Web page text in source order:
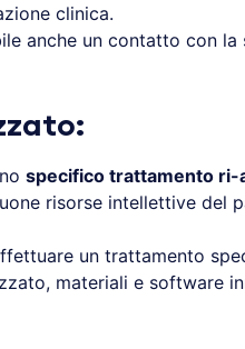
clinica.
anche un contatto con la
specifico trattamento ri-
risorse intellettive del
un trattamento
materiali e software